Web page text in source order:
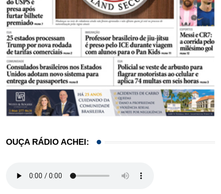
OUÇA RÁDIO ACHEI: